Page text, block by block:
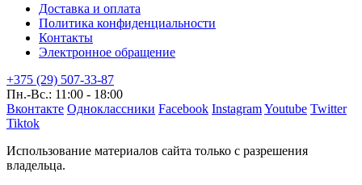
Доставка и оплата
Политика конфиденциальности
Контакты
Электронное обращение
+375 (29) 507-33-87
Пн.-Вс.: 11:00 - 18:00
Вконтакте Одноклассники Facebook InstagramYoutube Twitter
Tiktok
Использование материалов сайта только с разрешения
владельца.